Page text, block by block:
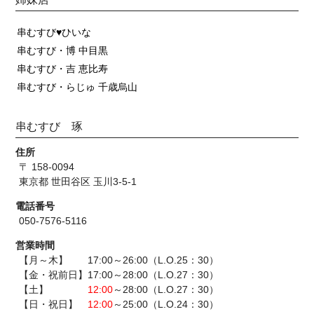
串むすび♥ひいな
串むすび・博 中目黒
串むすび・吉 恵比寿
串むすび・らじゅ 千歳烏山
串むすび 琢
住所
〒 158-0094
東京都 世田谷区 玉川3-5-1
電話番号
050-7576-5116
営業時間
【月～木】 17:00～26:00（L.O.25：30）
【金・祝前日】17:00～28:00（L.O.27：30）
【土】 12:00～28:00（L.O.27：30）
【日・祝日】 12:00～25:00（L.O.24：30）